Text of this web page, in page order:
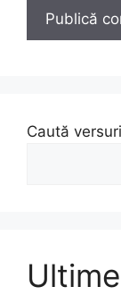
Caută versuri